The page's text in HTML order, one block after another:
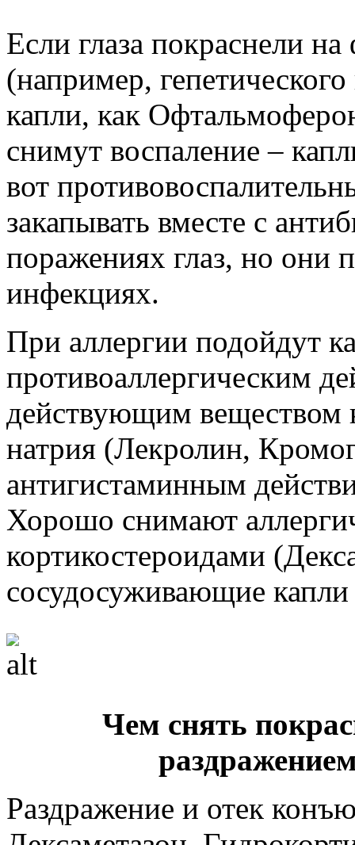
Если глаза покраснели
(например,
капли, как
снимут воспаление –
вот
закапывать вместе с
поражениях глаз, но они
инфекциях.
При аллергии подойдут
противоаллергическим
действующим веществом
натрия (Лекролин,
антигистаминным
Хорошо снимают
кортикостероидами
сосудосуживающие
Чем снять
Раздражение и отек